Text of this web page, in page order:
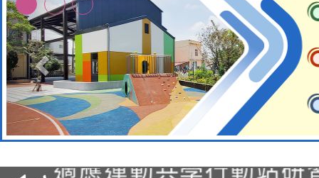
本校115學年度第2次
招甄選結果公告(無人